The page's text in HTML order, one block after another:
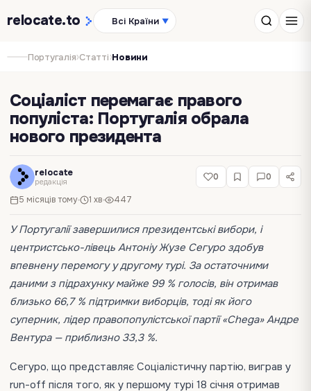
relocate.to Всі Країни ▼
Португалія›Статті›Новини
Соціаліст перемагає правого
популіста: Португалія обрала
нового президента
relocate
редакція
5 місяців тому 1 хв 447
0 0
У Португалії завершилися президентські вибори, і
центристсько-лівець Антоніу Жузе Сегуроздобув
впевнену перемогу у другому турі. За остаточними
даними з підрахунку майже 99 % голосів, він отримав
близько 66,7 % підтримки виборців, тоді як його
суперник, лідер правопопулістської партії «Chega» Андре
Вентура — приблизно 33,3 %.
Сегуро, що представляє Соціалістичну партію, виграв у
run-off після того, як у першому турі 18 січня отримав